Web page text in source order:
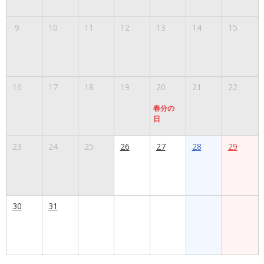
9 10 11 12 13 14 15
16 17 18 19 20
春分の
日
21 22
23 24 25 26 27 28 29
30 31